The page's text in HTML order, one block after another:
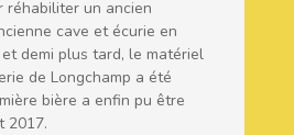
réhabiliter un ancien
cave et écurie en
demi plus tard, le matériel
de Longchamp a été
bière a enfin pu être
2017.